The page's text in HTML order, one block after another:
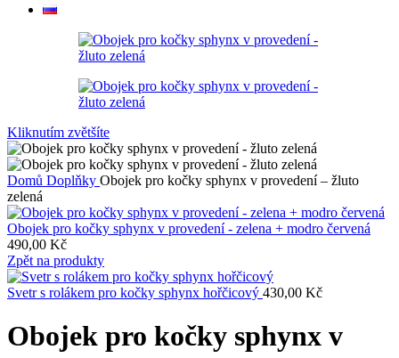
Kliknutím zvětšíte
Domů Doplňky Obojek pro kočky sphynx v provedení – žluto
zelená
Obojek pro kočky sphynx v provedení - zelena + modro červená
490,00 Kč
Zpět na produkty
Svetr s rolákem pro kočky sphynx hořčicový 430,00 Kč
Obojek pro kočky sphynx v